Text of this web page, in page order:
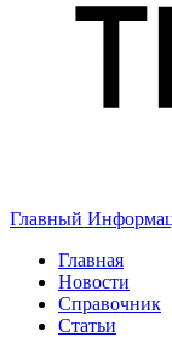
Главный
Главная
Новости
Справочник
Статьи